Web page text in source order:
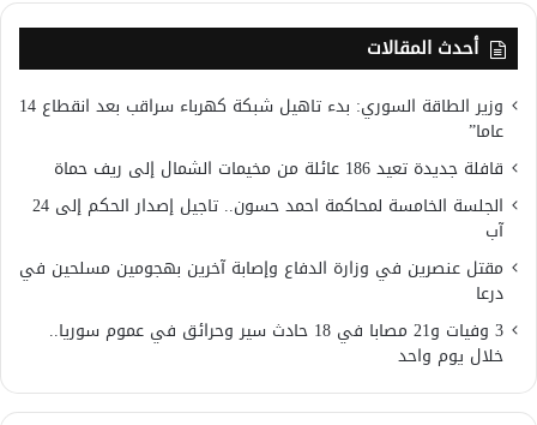
أحدث المقالات
وزير الطاقة السوري: بدء تاهيل شبكة كهرباء سراقب بعد انقطاع 14
عاما”
قافلة جديدة تعيد 186 عائلة من مخيمات الشمال إلى ريف حماة
الجلسة الخامسة لمحاكمة احمد حسون.. تاجيل إصدار الحكم إلى 24
آب
مقتل عنصرين في وزارة الدفاع وإصابة آخرين بهجومين مسلحين في
درعا
3 وفيات و21 مصابا في 18 حادث سير وحرائق في عموم سوريا..
خلال يوم واحد